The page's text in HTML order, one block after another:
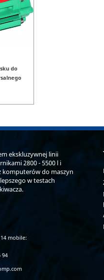
do
ekskluzywnej linii
2800 - 5500 l i
komputerów do maszyn
w testach
mobile:
94